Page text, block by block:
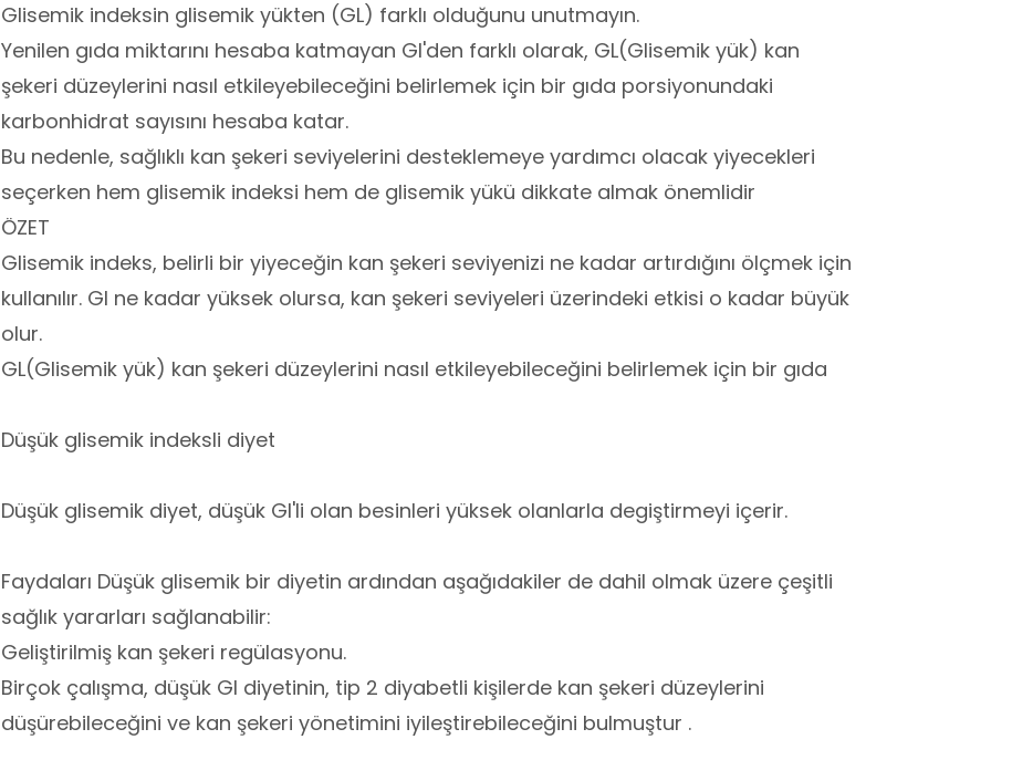
Glisemik indeksin glisemik yükten (GL) farklı olduğunu unutmayın.
Yenilen gıda miktarını hesaba katmayan GI'den farklı olarak, GL(Glisemik yük) kan
şekeri düzeylerini nasıl etkileyebileceğini belirlemek için bir gıda porsiyonundaki
karbonhidrat sayısını hesaba katar.
Bu nedenle, sağlıklı kan şekeri seviyelerini desteklemeye yardımcı olacak yiyecekleri
seçerken hem glisemik indeksi hem de glisemik yükü dikkate almak önemlidir
ÖZET
Glisemik indeks, belirli bir yiyeceğin kan şekeri seviyenizi ne kadar artırdığını ölçmek için
kullanılır. GI ne kadar yüksek olursa, kan şekeri seviyeleri üzerindeki etkisi o kadar büyük
olur.
GL(Glisemik yük) kan şekeri düzeylerini nasıl etkileyebileceğini belirlemek için bir gıda
Düşük glisemik indeksli diyet
Düşük glisemik diyet, düşük GI'li olan besinleri yüksek olanlarla degiştirmeyi içerir.
Faydaları Düşük glisemik bir diyetin ardından aşağıdakiler de dahil olmak üzere çeşitli
sağlık yararları sağlanabilir:
Geliştirilmiş kan şekeri regülasyonu.
Birçok çalışma, düşük GI diyetinin, tip 2 diyabetli kişilerde kan şekeri düzeylerini
düşürebileceğini ve kan şekeri yönetimini iyileştirebileceğini bulmuştur .